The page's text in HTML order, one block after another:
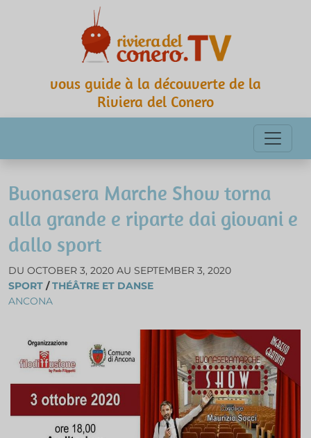
vous guide à la découverte de la
Riviera del Conero
Buonasera Marche Show torna
alla grande e riparte dai giovani e
dallo sport
DU OCTOBER 3, 2020 AU SEPTEMBER 3, 2020
SPORT /THÉÂTRE ET DANSE
ANCONA